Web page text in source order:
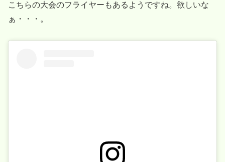
こちらの大会のフライヤーもあるようですね。欲しいな
ぁ・・・。